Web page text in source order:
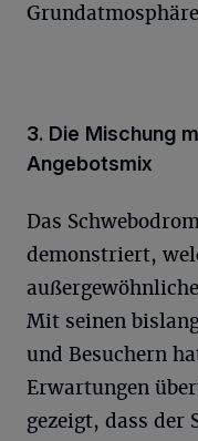
3. Die Mischung
Angebotsmix
Das
demonstriert,
Mit seinen
und Besuchern
Erwartungen
gezeigt, dass der